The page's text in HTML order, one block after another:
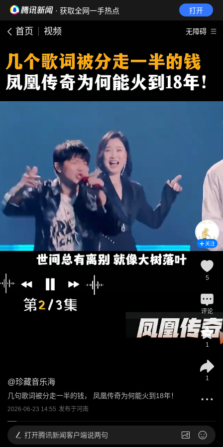
· 获取全网一手热点 打开
首页 视频 无障碍
@珍藏音乐海
几句歌词被分走一半的钱， 凤凰传奇为何能火到18年！
2026-06-23 14:55 发布于河南
关注
5
评论
1
1
打开腾讯新闻客户端说两句